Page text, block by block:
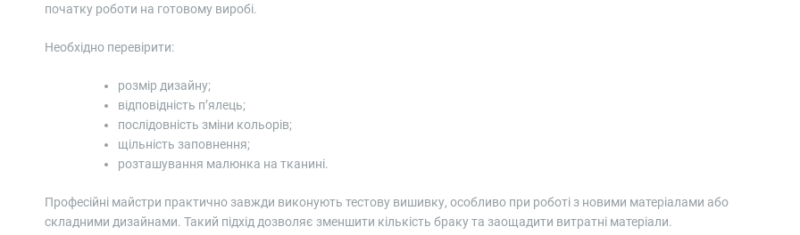
початку роботи на готовому виробі.
Необхідно перевірити:
розмір дизайну;
відповідність п’ялець;
послідовність зміни кольорів;
щільність заповнення;
розташування малюнка на тканині.
Професійні майстри практично завжди виконують тестову вишивку, особливо при роботі з новими матеріалами або
складними дизайнами. Такий підхід дозволяє зменшити кількість браку та заощадити витратні матеріали.